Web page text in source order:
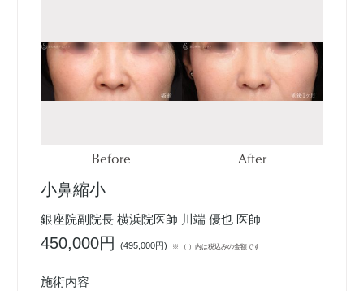
Before After
小鼻縮小
銀座院副院長 横浜院医師 川端 優也 医師
450,000円(495,000円) ※ （ ）内は税込みの金額です
施術内容